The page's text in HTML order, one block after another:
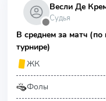
⬤
Весли Де
Судья
В среднем за матч (по
турнире)
ЖК
Фолы